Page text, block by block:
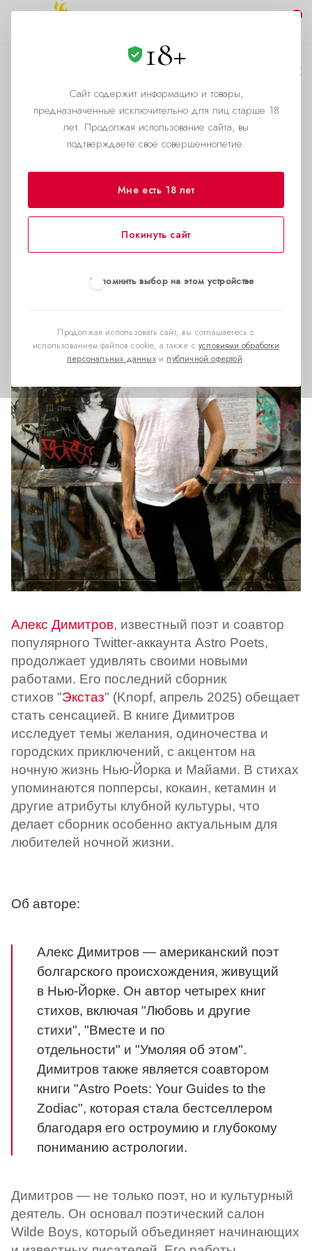
18+
Сайт содержит информацию и товары,
предназначенные исключительно для лиц старше 18
лет. Продолжая использование сайта, вы
подтверждаете своё совершеннолетие.
Мне есть 18 лет
Покинуть сайт
Запомнить выбор на этом устройстве
Продолжая использовать сайт, вы соглашаетесь с
использованием файлов cookie, а также сусловиями обработки
персональных данныхи публичной офертой.
Алекс Димитров:
Поэт, астролог и
голос поколения
Главная страница — Блог —
Алекс Димитров, известный поэт и соавтор
популярного Twitter-аккаунта Astro Poets,
продолжает удивлять своими новыми
работами. Его последний сборник
стихов "Экстаз" (Knopf, апрель 2025) обещает
стать сенсацией. В книге Димитров
исследует темы желания, одиночества и
городских приключений, с акцентом на
ночную жизнь Нью-Йорка и Майами. В стихах
упоминаются попперсы, кокаин, кетамин и
другие атрибуты клубной культуры, что
делает сборник особенно актуальным для
любителей ночной жизни.
Об авторе:
Алекс Димитров — американский поэт
болгарского происхождения, живущий
в Нью-Йорке. Он автор четырех книг
стихов, включая "Любовь и другие
стихи", "Вместе и по
отдельности" и "Умоляя об этом".
Димитров также является соавтором
книги "Astro Poets: Your Guides to the
Zodiac", которая стала бестселлером
благодаря его остроумию и глубокому
пониманию астрологии.
Димитров — не только поэт, но и культурный
деятель. Он основал поэтический салон
Wilde Boys, который объединяет начинающих